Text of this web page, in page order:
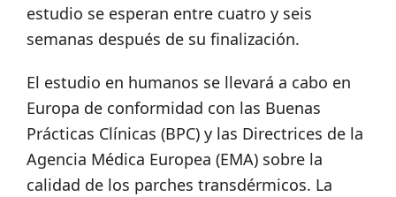
estudio se esperan entre cuatro y seis
semanas después de su finalización.
El estudio en humanos se llevará a cabo en
Europa de conformidad con las Buenas
Prácticas Clínicas (BPC) y las Directrices de la
Agencia Médica Europea (EMA) sobre la
calidad de los parches transdérmicos. La